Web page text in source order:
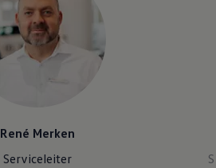
René Merken
Serviceleiter